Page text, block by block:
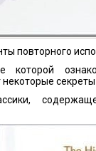
повторного
которой
некоторые